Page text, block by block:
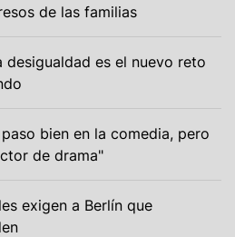
de las familias
desigualdad es el nuevo reto
bien en la comedia, pero
de drama"
exigen a Berlín que